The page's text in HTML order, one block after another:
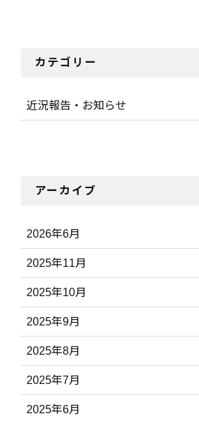
カテゴリー
近況報告・お知らせ
アーカイブ
2026年6月
2025年11月
2025年10月
2025年9月
2025年8月
2025年7月
2025年6月